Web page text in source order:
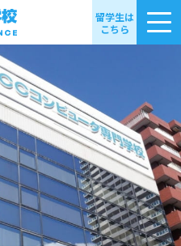
留学生は
こちら